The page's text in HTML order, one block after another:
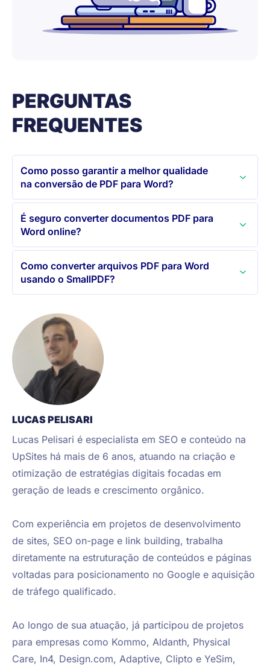
PERGUNTAS
FREQUENTES
Como posso garantir a melhor qualidade
na conversão de PDF para Word?
É seguro converter documentos PDF para
Word online?
Como converter arquivos PDF para Word
usando o SmallPDF?
LUCAS PELISARI
Lucas Pelisari é especialista em SEO e conteúdo na
UpSites há mais de 6 anos, atuando na criação e
otimização de estratégias digitais focadas em
geração de leads e crescimento orgânico.
Com experiência em projetos de desenvolvimento
de sites, SEO on-page e link building, trabalha
diretamente na estruturação de conteúdos e páginas
voltadas para posicionamento no Google e aquisição
de tráfego qualificado.
Ao longo de sua atuação, já participou de projetos
para empresas como Kommo, Aldanth, Physical
Care, In4, Design.com, Adaptive, Clipto e YeSim,